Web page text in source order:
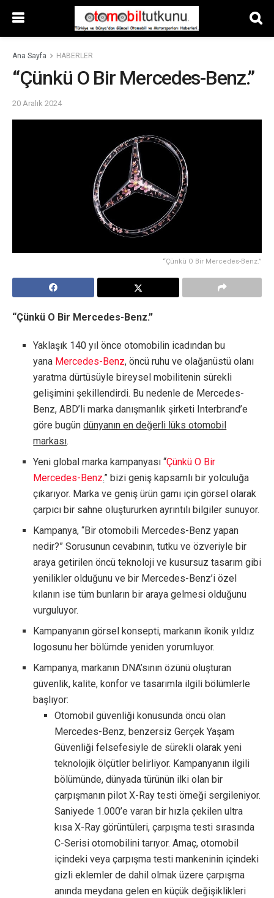
Ana Sayfa HABERLER
“Çünkü O Bir Mercedes-Benz.”
20 Aralık 2024
“Çünkü O Bir Mercedes-Benz.”
“Çünkü O Bir Mercedes-Benz.”
Yaklaşık 140 yıl önce otomobilin icadından bu
yana Mercedes-Benz, öncü ruhu ve olağanüstü olanı
yaratma dürtüsüyle bireysel mobilitenin sürekli
gelişimini şekillendirdi. Bu nedenle de Mercedes-
Benz, ABD’li marka danışmanlık şirketi Interbrand’e
göre bugündünyanın en değerli lüks otomobil
markası.
Yeni global marka kampanyası “Çünkü O Bir
Mercedes-Benz.” bizi geniş kapsamlı bir yolculuğa
çıkarıyor. Marka ve geniş ürün gamı için görsel olarak
çarpıcı bir sahne oluştururken ayrıntılı bilgiler sunuyor.
Kampanya, “Bir otomobili Mercedes-Benz yapan
nedir?” Sorusunun cevabının, tutku ve özveriyle bir
araya getirilen öncü teknoloji ve kusursuz tasarım gibi
yenilikler olduğunu ve bir Mercedes-Benz’i özel
kılanın ise tüm bunların bir araya gelmesi olduğunu
vurguluyor.
Kampanyanın görsel konsepti, markanın ikonik yıldız
logosunu her bölümde yeniden yorumluyor.
Kampanya, markanın DNA’sının özünü oluşturan
güvenlik, kalite, konfor ve tasarımla ilgili bölümlerle
başlıyor:
Otomobil güvenliği konusunda öncü olan
Mercedes-Benz, benzersiz Gerçek Yaşam
Güvenliği felsefesiyle de sürekli olarak yeni
teknolojik ölçütler belirliyor. Kampanyanın ilgili
bölümünde, dünyada türünün ilki olan bir
çarpışmanın pilot X-Ray testi örneği sergileniyor.
Saniyede 1.000’e varan bir hızla çekilen ultra
kısa X-Ray görüntüleri, çarpışma testi sırasında
C-Serisi otomobilini tarıyor. Amaç, otomobil
içindeki veya çarpışma testi mankeninin içindeki
gizli eklemler de dahil olmak üzere çarpışma
anında meydana gelen en küçük değişiklikleri